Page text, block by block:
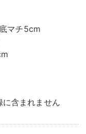
マチ5cm
含まれません